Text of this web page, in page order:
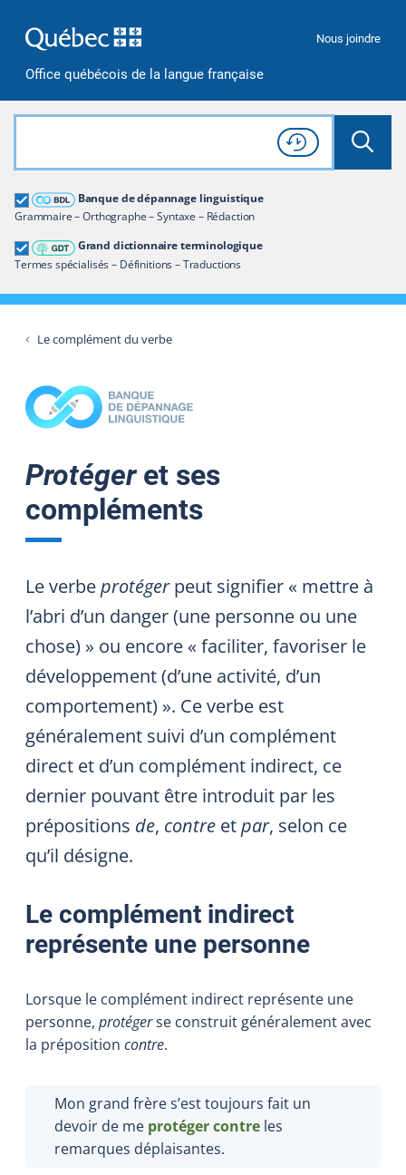
Office québécois de la langue française
Nous joindre
Rechercher dans tout le site
Lancer
Consulter l'
Historique
de recherche
Banque de dépannage linguistique
Grammaire – Orthographe – Syntaxe – Rédaction
Grand dictionnaire terminologique
Termes spécialisés – Définitions – Traductions
Grand dictionnaire terminologique
Restreindre aux termes
Le complément du verbe
Protégeret ses
compléments
Le verbeprotégerpeut signifier « mettre à
l’abri d’un danger (une personne ou une
chose) » ou encore « faciliter, favoriser le
développement (d’une activité, d’un
comportement) ». Ce verbe est
généralement suivi d’un complément
direct et d’un complément indirect, ce
dernier pouvant être introduit par les
prépositions de, contre etpar, selon ce
qu’il désigne.
Le complément indirect
représente une personne
Lorsque le complément indirect représente une
personne, protégerse construit généralement avec
la préposition contre.
Mon grand frère s’est toujours fait un
devoir de me protéger contre les
remarques déplaisantes.